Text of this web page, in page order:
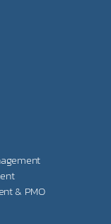
& PMO